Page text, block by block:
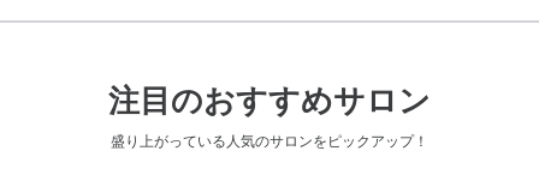
注目のおすすめサロン
盛り上がっている人気のサロンをピックアップ！